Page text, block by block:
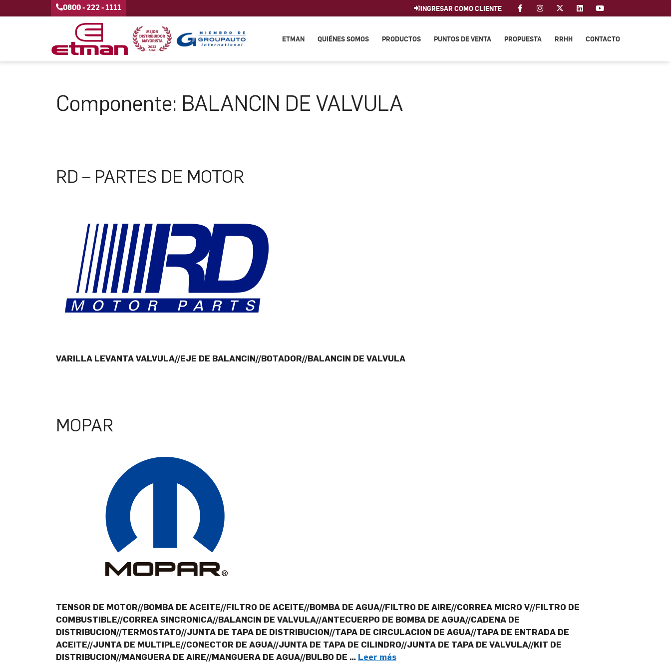
0800 - 222 - 1111 INGRESAR COMO CLIENTE
ETMAN QUIÉNES SOMOS PRODUCTOS PUNTOS DE VENTA PROPUESTA RRHH CONTACTO
Componente: BALANCIN DE VALVULA
RD – PARTES DE MOTOR
VARILLA LEVANTA VALVULA//EJE DE BALANCIN//BOTADOR//BALANCIN DE VALVULA
MOPAR
TENSOR DE MOTOR//BOMBA DE ACEITE//FILTRO DE ACEITE//BOMBA DE AGUA//FILTRO DE AIRE//CORREA MICRO V//FILTRO DE
COMBUSTIBLE//CORREA SINCRONICA//BALANCIN DE VALVULA//ANTECUERPO DE BOMBA DE AGUA//CADENA DE
DISTRIBUCION//TERMOSTATO//JUNTA DE TAPA DE DISTRIBUCION//TAPA DE CIRCULACION DE AGUA//TAPA DE ENTRADA DE
ACEITE//JUNTA DE MULTIPLE//CONECTOR DE AGUA//JUNTA DE TAPA DE CILINDRO//JUNTA DE TAPA DE VALVULA//KIT DE
DISTRIBUCION//MANGUERA DE AIRE//MANGUERA DE AGUA//BULBO DE … Leer más